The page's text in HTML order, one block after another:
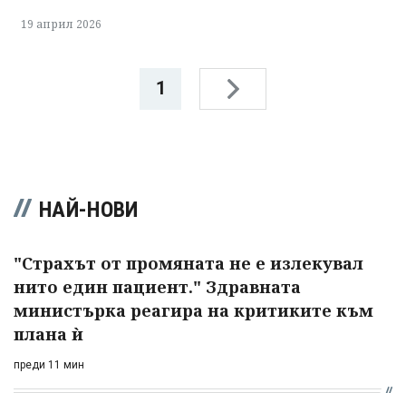
19 април 2026
1
НАЙ-НОВИ
"Страхът от промяната не е излекувал
нито един пациент." Здравната
министърка реагира на критиките към
плана ѝ
преди 11 мин